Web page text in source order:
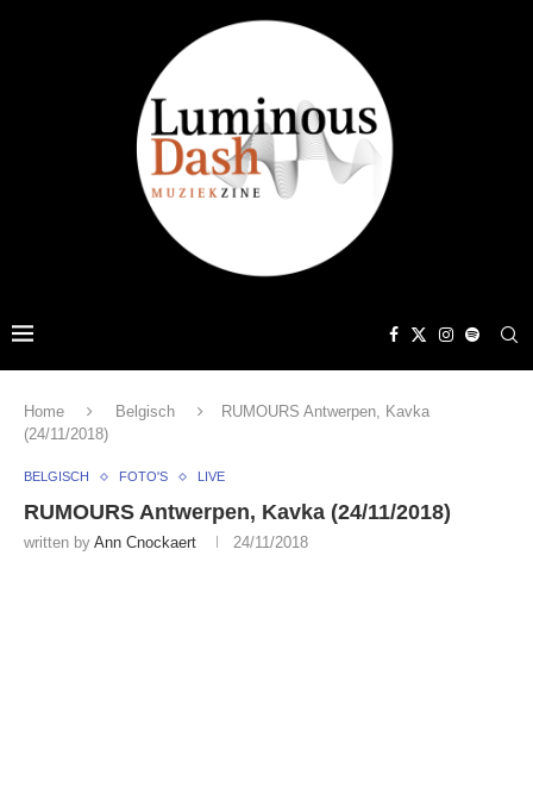
Home Belgisch
RUMOURS Antwerpen, Kavka
(24/11/2018)
BELGISCH FOTO'S LIVE
RUMOURS Antwerpen, Kavka (24/11/2018)
written by Ann Cnockaert 24/11/2018